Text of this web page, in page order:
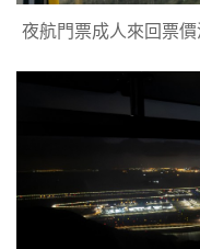
夜航門票成人來回票